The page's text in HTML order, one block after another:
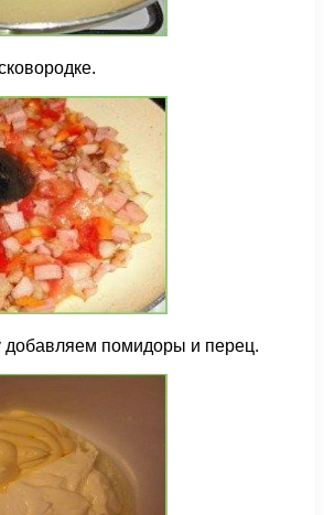
добавляем помидоры и перец.